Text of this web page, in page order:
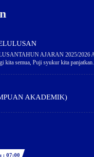
AJARAN 2025/2026
kita semua, Puji syukur kita
AKADEMIK)
: 07:00